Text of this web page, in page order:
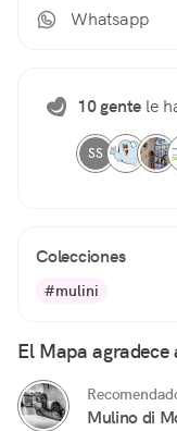
Whatsapp
10 gente le
SS
Colecciones
#mulini
El Mapa agradece
Mulino di